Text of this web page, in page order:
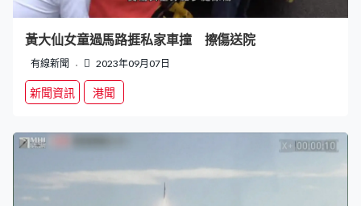
黃大仙女童過馬路捱私家車撞 擦傷送院
有線新聞 2023年09月07日
新聞資訊 港聞